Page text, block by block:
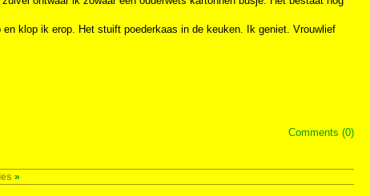
klop ik erop. Het stuift poederkaas in de keuken. Ik geniet. Vrouwlief
Comments (0)
»